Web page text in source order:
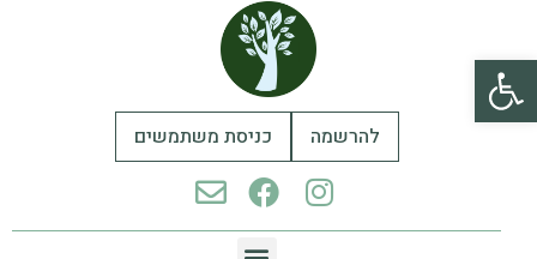
פתח סרגל נגישות
להרשמה כניסת משתמשים